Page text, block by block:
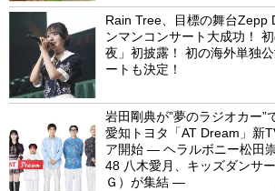
Rain Tree、目標の舞台Zepp
ンマンコンサート大成功！
夜」初披露！ 初の海外単独
ートも決定！
岩田剛典が”夢のラジオカー”
愛知トヨタ「AT Dream」新
ア開始 ― ヘラルボニー松田
48 八木愛月、キッズダンサ
Ｇ）が集結 ―